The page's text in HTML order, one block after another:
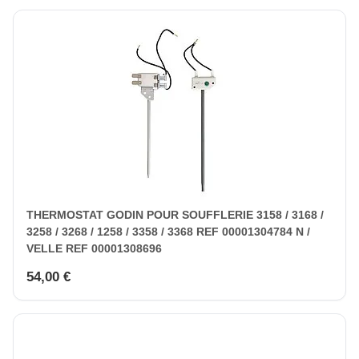
THERMOSTAT GODIN POUR SOUFFLERIE 3158 / 3168 /
3258 / 3268 / 1258 / 3358 / 3368 REF 00001304784 N /
VELLE REF 00001308696
54,00 €